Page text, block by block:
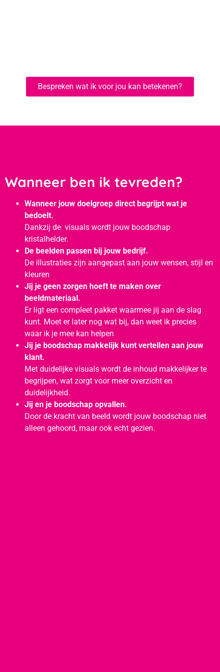
Bespreken wat ik voor jou kan betekenen?
Wanneer ben ik tevreden?
Wanneer jouw doelgroep direct begrijpt wat je
bedoelt.
Dankzij de visuals wordt jouw boodschap
kristalhelder.
De beelden passen bij jouw bedrijf.
De illustraties zijn aangepast aan jouw wensen, stijl en
kleuren
Jij je geen zorgen hoeft te maken over
beeldmateriaal.
Er ligt een compleet pakket waarmee jij aan de slag
kunt. Moet er later nog wat bij, dan weet ik precies
waar ik je mee kan helpen
Jij je boodschap makkelijk kunt vertellen aan jouw
klant.
Met duidelijke visuals wordt de inhoud makkelijker te
begrijpen, wat zorgt voor meer overzicht en
duidelijkheid.
Jij en je boodschap opvallen.
Door de kracht van beeld wordt jouw boodschap niet
alleen gehoord, maar ook echt gezien.